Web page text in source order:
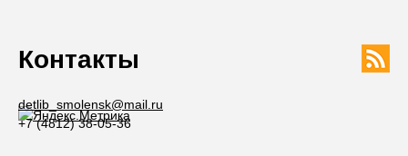
Контакты
detlib_smolensk@mail.ru
+7 (4812) 38-05-36